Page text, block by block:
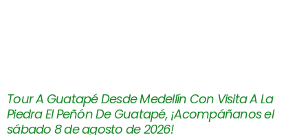
Tour A Guatapé Desde Medellín Con Visita A La
Piedra El Peñón De Guatapé, ¡Acompáñanos el
sábado 8 de agosto de 2026!